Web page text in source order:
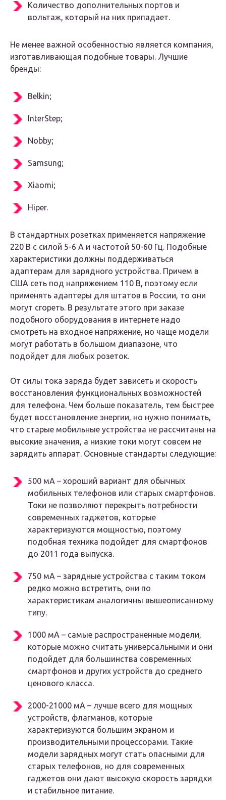
Количество дополнительных портов и
вольтаж, который на них припадает.
Не менее важной особенностью является компания,
изготавливающая подобные товары. Лучшие
бренды:
Belkin;
InterStep;
Nobby;
Samsung;
Xiaomi;
Hiper.
В стандартных розетках применяется напряжение
220 В с силой 5-6 А и частотой 50-60 Гц. Подобные
характеристики должны поддерживаться
адаптерам для зарядного устройства. Причем в
США сеть под напряжением 110 В, поэтому если
применять адаптеры для штатов в России, то они
могут сгореть. В результате этого при заказе
подобного оборудования в интернете надо
смотреть на входное напряжение, но чаще модели
могут работать в большом диапазоне, что
подойдет для любых розеток.
От силы тока заряда будет зависеть и скорость
восстановления функциональных возможностей
для телефона. Чем больше показатель, тем быстрее
будет восстановление энергии, но нужно понимать,
что старые мобильные устройства не рассчитаны на
высокие значения, а низкие токи могут совсем не
зарядить аппарат. Основные стандарты следующие:
500 мА – хороший вариант для обычных
мобильных телефонов или старых смартфонов.
Токи не позволяют перекрыть потребности
современных гаджетов, которые
характеризуются мощностью, поэтому
подобная техника подойдет для смартфонов
до 2011 года выпуска.
750 мА – зарядные устройства с таким током
редко можно встретить, они по
характеристикам аналогичны вышеописанному
типу.
1000 мА – самые распространенные модели,
которые можно считать универсальными и они
подойдет для большинства современных
смартфонов и других устройств до среднего
ценового класса.
2000-21000 мА – лучше всего для мощных
устройств, флагманов, которые
характеризуются большим экраном и
производительными процессорами. Такие
модели зарядных могут стать опасными для
старых телефонов, но для современных
гаджетов они дают высокую скорость зарядки
и стабильное питание.